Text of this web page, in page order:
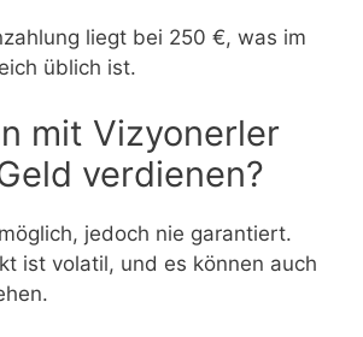
liegt bei 250 €, was im
üblich ist.
mit Vizyonerler
verdienen?
jedoch nie garantiert.
ist volatil, und es können auch